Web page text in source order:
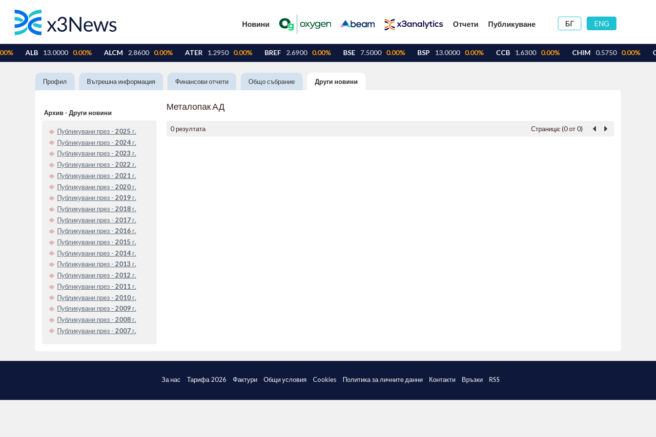
БГ ENG
Новини Отчети Публикуване
Профил Вътрешна информация Финансови отчети Общо събрание Други новини
Архив - Други новини
Публикувани през - 2025 г.
Публикувани през - 2024 г.
Публикувани през - 2023 г.
Публикувани през - 2022 г.
Публикувани през - 2021 г.
Публикувани през - 2020 г.
Публикувани през - 2019 г.
Публикувани през - 2018 г.
Публикувани през - 2017 г.
Публикувани през - 2016 г.
Публикувани през - 2015 г.
Публикувани през - 2014 г.
Публикувани през - 2013 г.
Публикувани през - 2012 г.
Публикувани през - 2011 г.
Публикувани през - 2010 г.
Публикувани през - 2009 г.
Публикувани през - 2008 г.
Публикувани през - 2007 г.
Металопак АД
0 резултата Страница: (0 от 0)
За нас Тарифа 2026 Фактури Общи условия Cookies Политика за личните данни Контакти Връзки RSS